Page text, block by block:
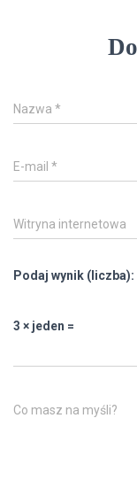
Nazwa *
E-mail *
Witryna internetowa
Podaj wynik (liczba):
3 × jeden =
Co masz na myśli?